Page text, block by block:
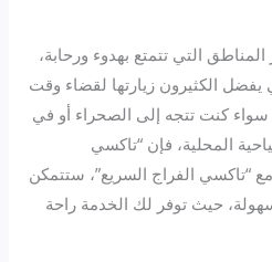
التي تتمتع بهدوء ورحابة،
الكثيرون زيارتها لقضاء وقت
كنت تتجه إلى الصحراء أو في
المحلية، فإن “تاكسي
“تاكسي الفراج السريع”، ستتمكن
حيث توفر لك الخدمة راحة